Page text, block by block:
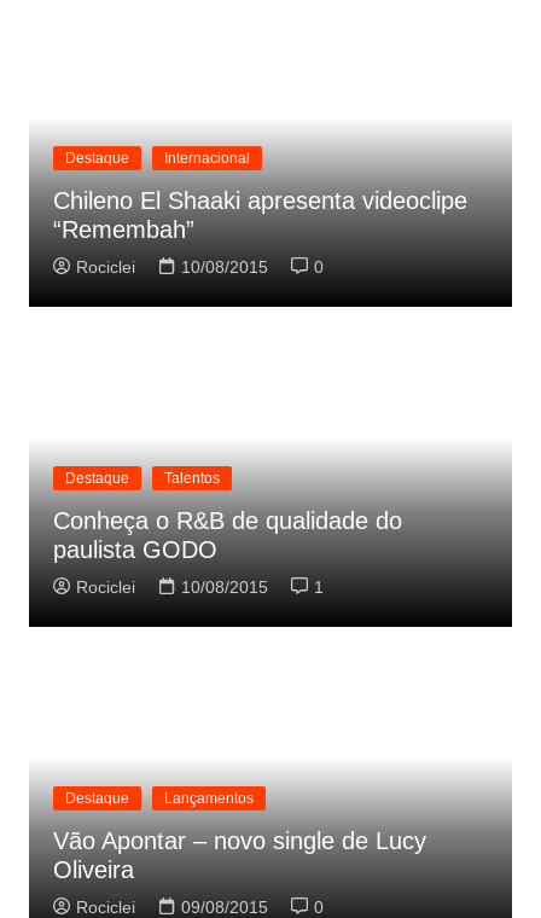
Destaque Internacional
Chileno El Shaaki apresenta videoclipe
“Remembah”
Rociclei 10/08/2015 0
Destaque Talentos
Conheça o R&B de qualidade do
paulista GODO
Rociclei 10/08/2015 1
Destaque Lançamentos
Vão Apontar – novo single de Lucy
Oliveira
Rociclei 09/08/2015 0